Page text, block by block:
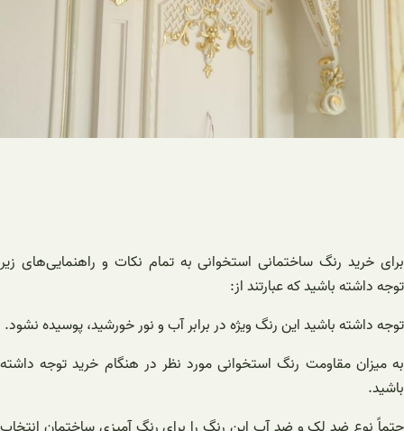
برای خرید رنگ ساختمانی استخوانی به تمام نکات و راهنمایی‌های زیر
توجه داشته باشید که عبارتند از:
توجه داشته باشید این رنگ ویژه در برابر آب و نور خورشید، پوسیده نشود.
به میزان مقاومت رنگ استخوانی مورد نظر در هنگام خرید توجه داشته
باشید.